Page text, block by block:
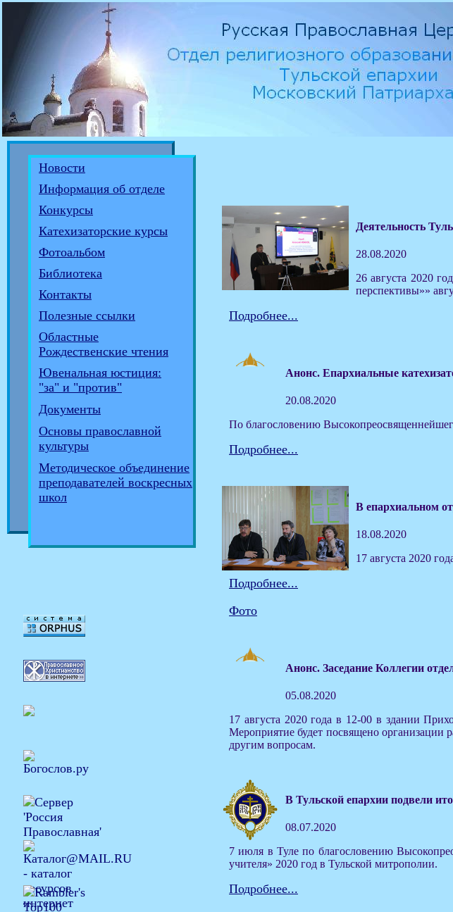
Новости
Информация об отделе
Конкурсы
Катехизаторские курсы
Фотоальбом
Библиотека
Контакты
Полезные ссылки
Областные
Рождественские чтения
Ювенальная юстиция:
"за" и "против"
Документы
Основы православной
культуры
Методическое объединение
преподавателей воскресных
школ
Деятельность
28.08.2020
26 августа 2020
перспективы»»
Подробнее...
Анонс. Епархиальные
20.08.2020
По благословению
Подробнее...
В епархиальном
18.08.2020
17 августа 2020
Подробнее...
Фото
Анонс. Заседание Коллегии
05.08.2020
17 августа 2020 года в 12-00 в здании
Мероприятие будет посвящено организации
другим вопросам.
В Тульской епархии подвели
08.07.2020
7 июля в Туле по благословению
учителя» 2020 год в Тульской митрополии.
Подробнее...